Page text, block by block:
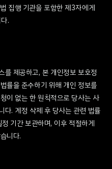
집행 기관을 포함한 제3자에게
.
를 제공하고, 본 개인정보 보호정
률을 준수하기 위해 개인 정보를
이 없는 한 원칙적으로 당사는 사
다. 계정 삭제 후 당사는 관련 법률
기간 보관하며, 이후 적절하게
니다.